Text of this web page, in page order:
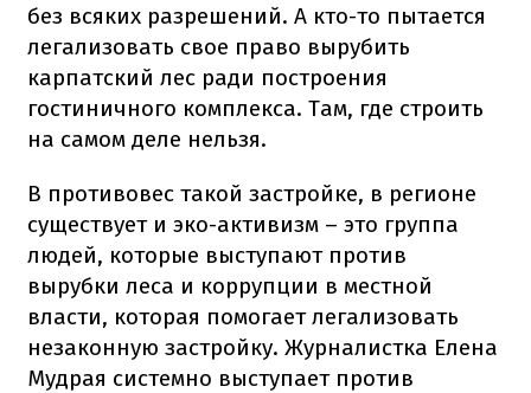
без всяких разрешений. А кто-то пытается
легализовать свое право вырубить
карпатский лес ради построения
гостиничного комплекса. Там, где строить
на самом деле нельзя.
В противовес такой застройке, в регионе
существует и эко-активизм – это группа
людей, которые выступают против
вырубки леса и коррупции в местной
власти, которая помогает легализовать
незаконную застройку. Журналистка Елена
Мудрая системно выступает против